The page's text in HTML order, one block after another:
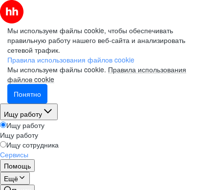
Мы используем файлы cookie, чтобы обеспечивать
правильную работу нашего веб-сайта и анализировать
сетевой трафик.
Правила использования файлов cookie
Мы используем файлы cookie. Правила использования
файлов cookie
Понятно
Ищу работу
Ищу работу
Ищу работу
Ищу сотрудника
Сервисы
Помощь
Ещё